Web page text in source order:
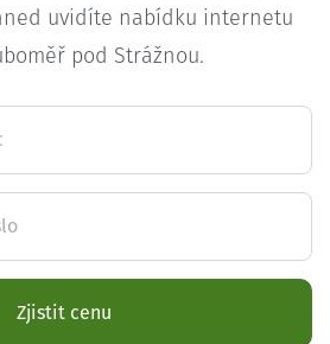
uvidíte nabídku internetu
pod Strážnou.
Zjistit cenu